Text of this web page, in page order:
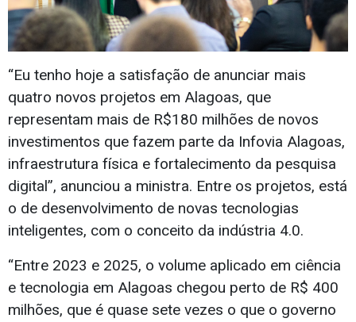
“Eu tenho hoje a satisfação de anunciar mais
quatro novos projetos em Alagoas, que
representam mais de R$180 milhões de novos
investimentos que fazem parte da Infovia Alagoas,
infraestrutura física e fortalecimento da pesquisa
digital”, anunciou a ministra. Entre os projetos, está
o de desenvolvimento de novas tecnologias
inteligentes, com o conceito da indústria 4.0.
“Entre 2023 e 2025, o volume aplicado em ciência
e tecnologia em Alagoas chegou perto de R$ 400
milhões, que é quase sete vezes o que o governo